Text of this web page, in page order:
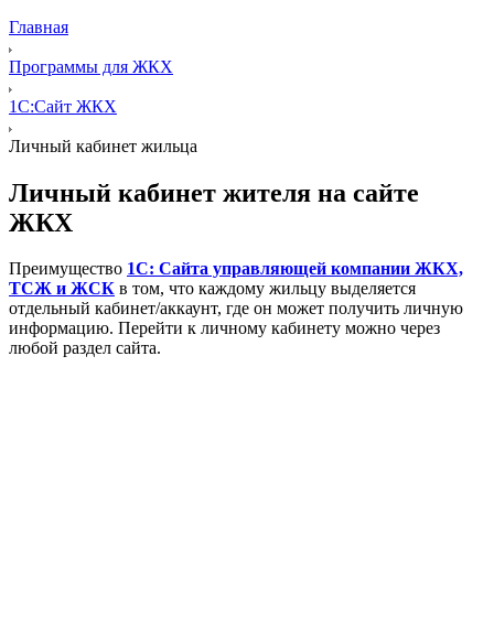
Главная
Программы для ЖКХ
1С:Сайт ЖКХ
Личный кабинет жильца
Личный кабинет жителя на сайте
ЖКХ
Преимущество 1С: Сайта управляющей компании ЖКХ,
ТСЖ и ЖСК в том, что каждому жильцу выделяется
отдельный кабинет/аккаунт, где он может получить личную
информацию. Перейти к личному кабинету можно через
любой раздел сайта.